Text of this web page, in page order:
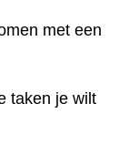
met een
taken je wilt